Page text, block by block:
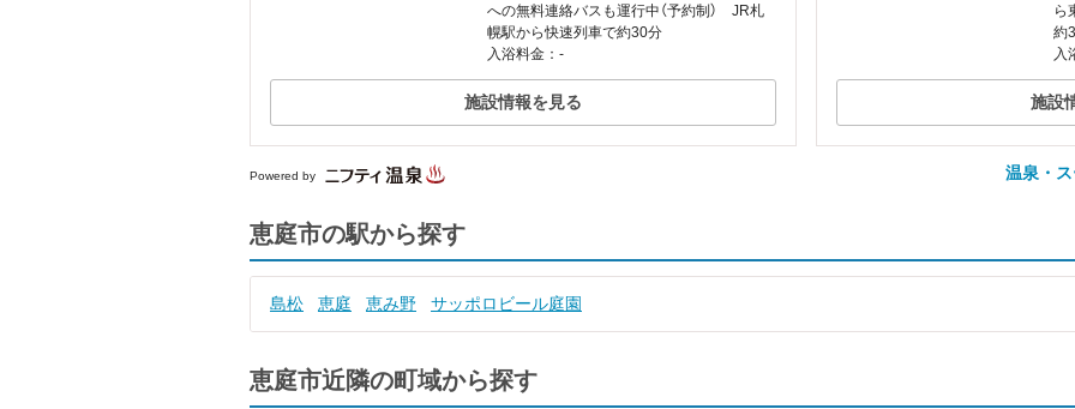
への無料連絡バスも運行中（予約制） JR札
幌駅から快速列車で約30分
入浴料金：-
施設情報を見る
ら
約
入
施設
Powered by 温泉・
恵庭市の駅から探す
島松 恵庭 恵み野 サッポロビール庭園
恵庭市近隣の町域から探す